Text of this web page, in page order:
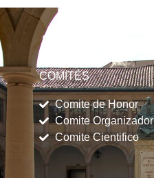
COMITÉS
Comite de Honor
Comite Organizador
Comite Cientifico